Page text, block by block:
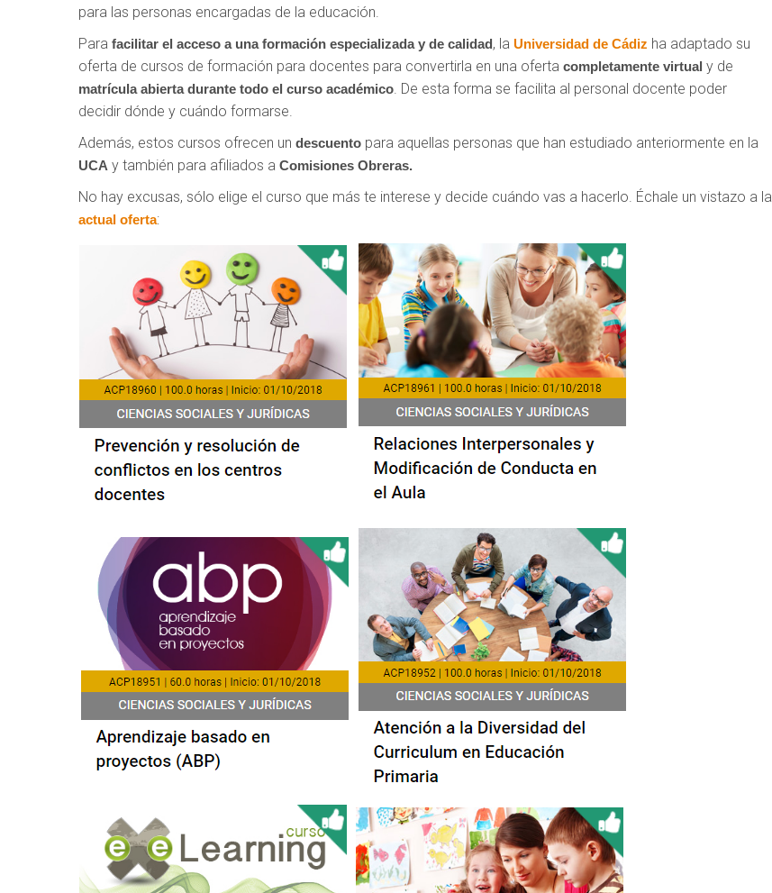
para las personas encargadas de la educación.
Para facilitar el acceso a una formación especializada y de calidad, la Universidad de Cádiz ha adaptado su
oferta de cursos de formación para docentes para convertirla en una oferta completamente virtual y de
matrícula abierta durante todo el curso académico. De esta forma se facilita al personal docente poder
decidir dónde y cuándo formarse.
Además, estos cursos ofrecen un descuento para aquellas personas que han estudiado anteriormente en la
UCA y también para afiliados a Comisiones Obreras.
No hay excusas, sólo elige el curso que más te interese y decide cuándo vas a hacerlo. Échale un vistazo a la
actual oferta: